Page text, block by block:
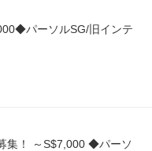
パーソルSG/旧インテ
集！ ～S$7,000 ◆パーソ